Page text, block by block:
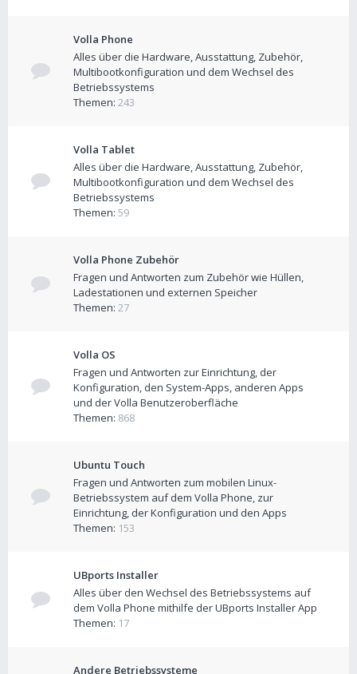
Volla Phone
Alles über die Hardware, Ausstattung, Zubehör,
Multibootkonfiguration und dem Wechsel des
Betriebssystems
Themen: 243
Volla Tablet
Alles über die Hardware, Ausstattung, Zubehör,
Multibootkonfiguration und dem Wechsel des
Betriebssystems
Themen: 59
Volla Phone Zubehör
Fragen und Antworten zum Zubehör wie Hüllen,
Ladestationen und externen Speicher
Themen: 27
Volla OS
Fragen und Antworten zur Einrichtung, der
Konfiguration, den System-Apps, anderen Apps
und der Volla Benutzeroberfläche
Themen: 868
Ubuntu Touch
Fragen und Antworten zum mobilen Linux-
Betriebssystem auf dem Volla Phone, zur
Einrichtung, der Konfiguration und den Apps
Themen: 153
UBports Installer
Alles über den Wechsel des Betriebssystems auf
dem Volla Phone mithilfe der UBports Installer App
Themen: 17
Andere Betriebssysteme